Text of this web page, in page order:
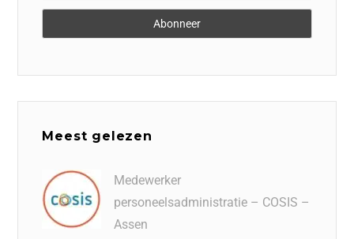
Meest gelezen
Medewerker
personeelsadministratie – COSIS –
Assen